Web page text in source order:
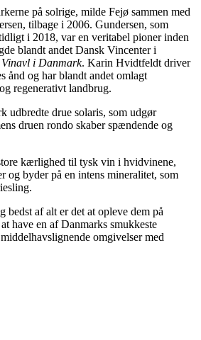
på solrige, milde Fejø sammen med
tilbage i 2006. Gundersen, som
i 2018, var en veritabel pioner inden
blandt andet Dansk Vincenter i
Vinavl i Danmark. Karin Hvidtfeldt driver
ånd og har blandt andet omlagt
regenerativt landbrug.
udbredte drue solaris, som udgør
druen rondo skaber spændende og
kærlighed til tysk vin i hvidvinene,
og byder på en intens mineralitet, som
bedst af alt er det at opleve dem på
have en af Danmarks smukkeste
omgivelser med